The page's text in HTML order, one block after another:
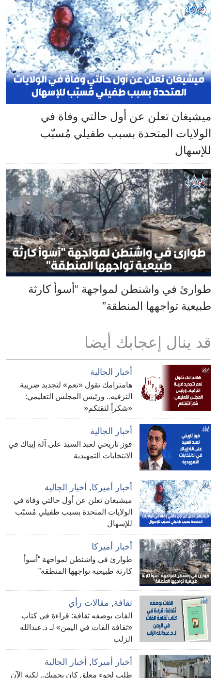
ميشيغان تعلن عن أول حالتي وفاة في
الولايات المتحدة بسبب طفيلي مُسبّب
للإسهال
طوارئ في واشنطن لمواجهة “أسوأ كارثة
طبيعية تواجهها المنطقة”
قد ينال إعجابك أيضا
أخبار الجالية
هامترامك تقول «نعم» لتجديد ضريبة
الترفيه.. ورئيس المجلس التعليمي:
«شكراً لثقتكم«
أخبار الجالية
فوز تاريخي لعبد السيد على آلة إيباك في
الانتخابات التمهيدية
أخبار أميركا, أخبار الجالية
ميشيغان تعلن عن أول حالتي وفاة في
الولايات المتحدة بسبب طفيلي مُسبّب
للإسهال
أخبار أميركا
طوارئ في واشنطن لمواجهة “أسوأ
كارثة طبيعية تواجهها المنطقة”
ثقافة, مقالات رأي
القات بوصفه ثقافة: قراءة في كتاب
«ثقافة القات في اليمن» لـ د.عبدالله
الزلب
أخبار أميركا, أخبار الجالية
طلب لجوء معلق كان يحميك.. لكنه الآن